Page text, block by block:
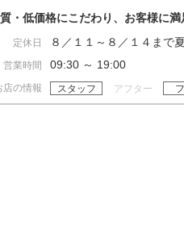
・低価格にこだわり、お客様に
定休日 ８／１１～８／１４まで
営業時間 09:30 ～ 19:00
店の情報 スタッフ アフター